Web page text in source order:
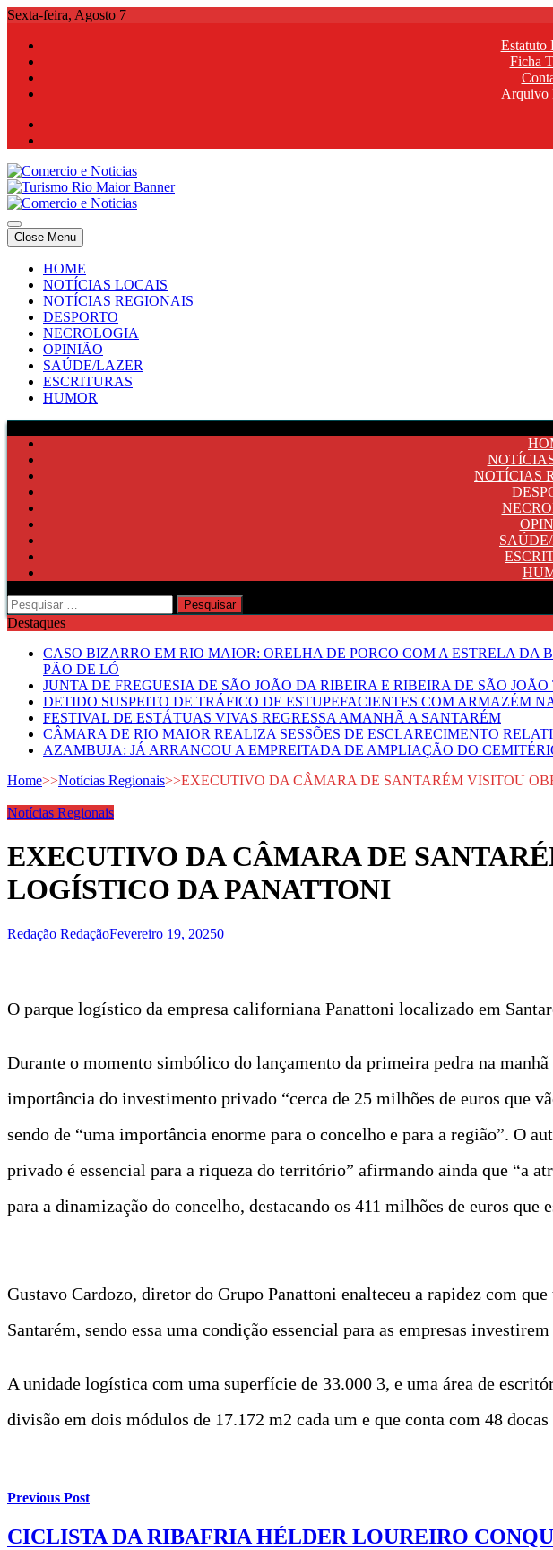
Skip
content
Sexta-feira, Agosto 7
Estatuto
Ficha
Arquivo
Comercio e Noticias
Notícias e Publicidade Online
Comercio e Noticias
Notícias e Publicidade Online
Close Menu
HOME
NOTÍCIAS LOCAIS
NOTÍCIAS REGIONAIS
DESPORTO
NECROLOGIA
OPINIÃO
SAÚDE/LAZER
ESCRITURAS
HUMOR
NOTÍCIAS
Pesquisar
por:
Destaques
CASO BIZARRO EM RIO MAIOR: ORELHA DE PORCO COM A ESTRELA
PÃO DE LÓ
JUNTA DE FREGUESIA DE SÃO JOÃO DA RIBEIRA E RIBEIRA DE SÃO
DETIDO SUSPEITO DE TRÁFICO DE ESTUPEFACIENTES COM ARMAZÉM
FESTIVAL DE ESTÁTUAS VIVAS REGRESSA AMANHÃ A SANTARÉM
CÂMARA DE RIO MAIOR REALIZA SESSÕES DE ESCLARECIMENTO
AZAMBUJA: JÁ ARRANCOU A EMPREITADA DE AMPLIAÇÃO DO
Home>>Notícias Regionais>>EXECUTIVO DA CÂMARA DE SANTARÉM VISITOU
Notícias Regionais
EXECUTIVO DA CÂMARA DE
LOGÍSTICO DA PANATTONI
Redação RedaçãoFevereiro 19, 20250
O parque logístico da empresa californiana Panattoni localizado em
Durante o momento simbólico do lançamento da primeira pedra na
importância do investimento privado “cerca de 25 milhões de euros que
sendo de “uma importância enorme para o concelho e para a região”. O
privado é essencial para a riqueza do território” afirmando ainda que “a
para a dinamização do concelho, destacando os 411 milhões de euros que
Gustavo Cardozo, diretor do Grupo Panattoni enalteceu a rapidez com
Santarém, sendo essa uma condição essencial para as empresas
A unidade logística com uma superfície de 33.000 3, e uma área de
divisão em dois módulos de 17.172 m2 cada um e que conta com 48
Previous Post
CICLISTA DA RIBAFRIA HÉLDER LOUREIRO